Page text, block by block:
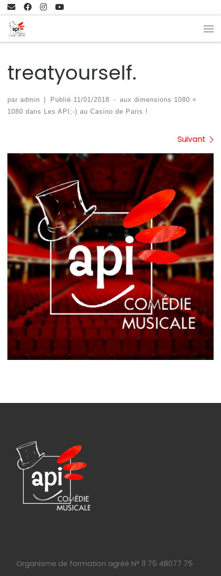
Passer au contenu
treatyourself.
par admin Publié 11/01/2018 - aux dimensions 1080 ×
1080 dans Les API;-) au Casino de Paris !
Navigation des images
Suivant
Organisme de formation agréé N° 11 75 48077 75